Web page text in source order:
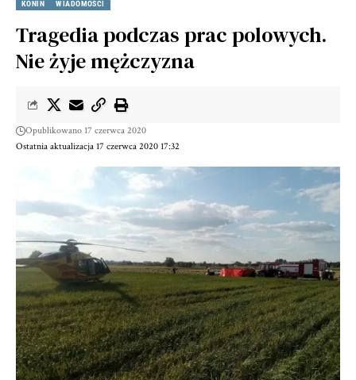
KONIN WIADOMOŚCI
Tragedia podczas prac polowych.
Nie żyje mężczyzna
Ostatnia aktualizacja 17 czerwca 2020 17:32
Opublikowano 17 czerwca 2020